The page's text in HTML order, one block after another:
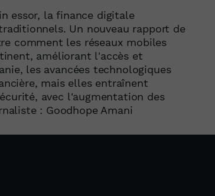
essor, la finance digitale
Un nouveau rapport de
comment les réseaux mobiles
améliorant l'accès et
les avancées technologiques
mais elles entraînent
avec l'augmentation des
: Goodhope Amani